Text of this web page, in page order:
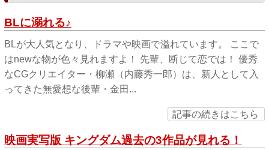
BLに溺れる♪
BLが大人気となり、ドラマや映画で溢れています。 ここで
はnewな物が色々見れますよ！ 先輩、断じて恋では！ 優秀
なCGクリエイター・柳瀬（内藤秀一郎）は、新人として入
ってきた無愛想な後輩・金田...
記事の続きはこちら
映画実写版 キングダム過去の3作品が見れる！